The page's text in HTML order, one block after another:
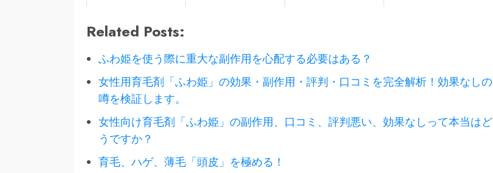
Related Posts:
ふわ姫を使う際に重大な副作用を心配する必要はある？
女性用育毛剤「ふわ姫」の効果・副作用・評判・口コミを完全解析！効果なしの
噂を検証します。
女性向け育毛剤「ふわ姫」の副作用、口コミ、評判悪い、効果なしって本当はど
うですか？
育毛、ハゲ、薄毛「頭皮」を極める！